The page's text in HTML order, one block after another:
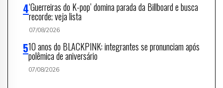
‘Guerreiras do K-pop’ domina parada da Billboard e busca
recorde; veja lista
07/08/2026
10 anos do BLACKPINK: integrantes se pronunciam após
polêmica de aniversário
07/08/2026